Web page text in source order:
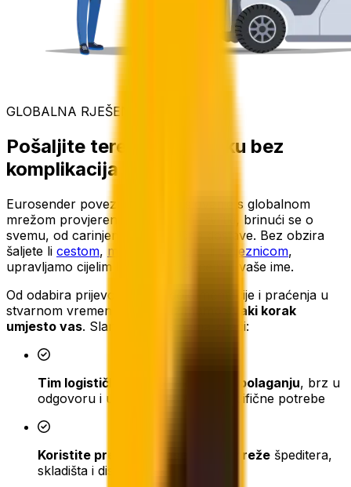
GLOBALNA RJEŠENJA ZA TERET
Pošaljite teret u Njemačku bez
komplikacija
Eurosender povezuje vaše poslovanje s globalnom
mrežom provjerenih špediterskih tvrtki, brinući se o
svemu, od carinjenja do konačne dostave. Bez obzira
šaljete li cestom, morem željeznicom,
upravljamo cijelim logističkim lancem u vaše ime.
Od odabira prijevoznika do dokumentacije i praćenja u
stvarnom vremenu,
mi preuzimamo svaki korak
umjesto vas. Slanje tereta s nama znači:
Tim logističkih stručnjaka na raspolaganju, brz u
odgovoru i usmjeren na vaše specifične potrebe
Koristite prednosti naše velike mreže špeditera,
skladišta i distribucijskih usluga